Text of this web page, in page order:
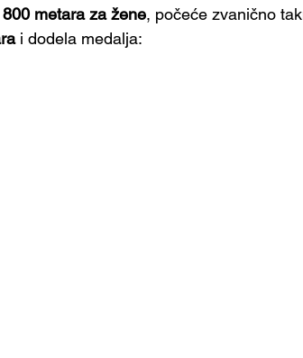
800 metara za žene, počeće zvanično
i dodela medalja: